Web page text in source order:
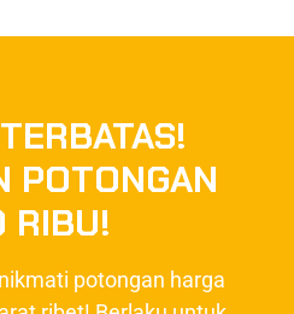
POTONGAN
RIBU!
potongan harga